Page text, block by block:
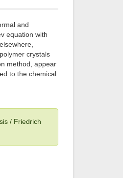
and
equation with
crystals
method, appear
to the chemical
/ Friedrich